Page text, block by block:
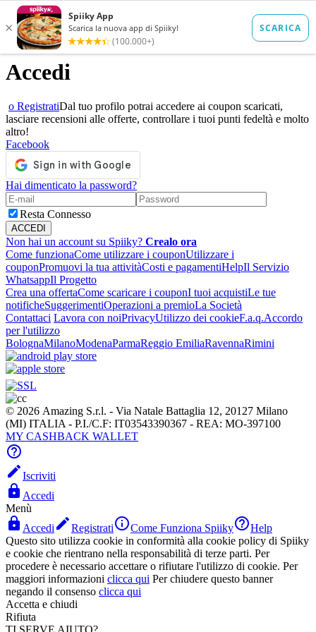
Accedi
o RegistratiDal tuo profilo potrai accedere ai coupon scaricati,
lasciare recensioni alle offerte, controllare i tuoi punti fedeltà e molto
altro!
Facebook
Hai dimenticato la password?
Resta Connesso
Non hai un account su Spiiky? Crealo ora
Come funzionaCome utilizzare i couponUtilizzare i
couponPromuovi la tua attivitàCosti e pagamentiHelpIl Servizio
WhatsappIl Progetto
Crea una offertaCome scaricare i couponI tuoi acquistiLe tue
notificheSuggerimentiOperazioni a premioLa Società
Contattaci Lavora con noiPrivacyUtilizzo dei cookieF.a.q.Accordo
per l'utilizzo
BolognaMilanoModenaParmaReggio EmiliaRavennaRimini
© 2026 Amazing S.r.l. - Via Natale Battaglia 12, 20127 Milano
(MI) ITALIA - P.I./C.F: IT03543390367 - REA: MO-397100
MY CASHBACK WALLET

Iscriviti
 Accedi
Menù
 AccediRegistratiCome Funziona SpiikyHelp
Questo sito utilizza cookie in conformità alla cookie policy di Spiiky
e cookie che rientrano nella responsabilità di terze parti. Per
procedere è necessario accettare o rifiutare l'utilizzo di cookie. Per
maggiori informazioni clicca qui Per chiudere questo banner
negando il consenso clicca qui
Accetta e chiudi
Rifiuta